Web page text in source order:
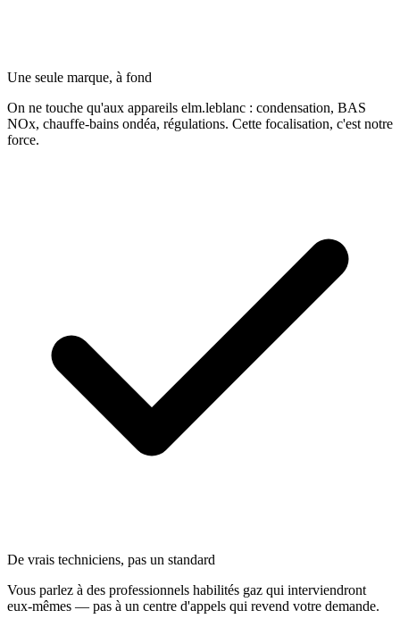
Une seule marque, à fond
On ne touche qu'aux appareils elm.leblanc : condensation, BAS
NOx, chauffe-bains ondéa, régulations. Cette focalisation, c'est notre
force.
De vrais techniciens, pas un standard
Vous parlez à des professionnels habilités gaz qui interviendront
eux-mêmes — pas à un centre d'appels qui revend votre demande.